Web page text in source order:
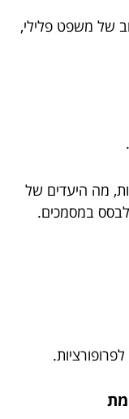
של משפט פלילי,
מה היעדים של
במסמכים.